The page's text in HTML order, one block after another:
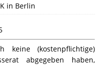
in Berlin
(kostenpflichtige)
abgegeben haben,